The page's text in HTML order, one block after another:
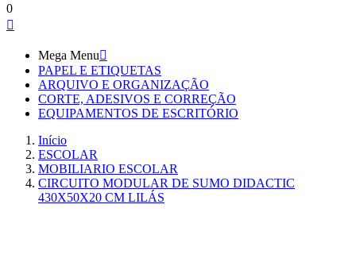
0

Mega Menu
PAPEL E ETIQUETAS
ARQUIVO E ORGANIZAÇÃO
CORTE, ADESIVOS E CORREÇÃO
EQUIPAMENTOS DE ESCRITÓRIO
Início
ESCOLAR
MOBILIARIO ESCOLAR
CIRCUITO MODULAR DE SUMO DIDACTIC
430X50X20 CM LILÁS